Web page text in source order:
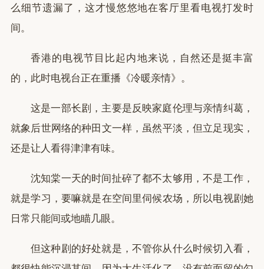
么细节遗漏了，这才慢悠悠地在客厅里看电视打发时
间。
香港的电视节目比起内地来说，自然还是挺丰富
的，此时电视台正在重播《冷暖亲情》。
这是一部长剧，主要是反映家庭伦理与亲情纠葛，
就象后世网络的种田文一样，虽然平淡，但立足现实，
还是让人看得津津有味。
沈知棠一天的时间扯碎了都不太够用，不是工作，
就是学习，要嘛就是在空间里伺候农场，所以电视剧她
日常只能间或地瞄几眼。
但这种剧的好处就是，不管你从什么时候切入看，